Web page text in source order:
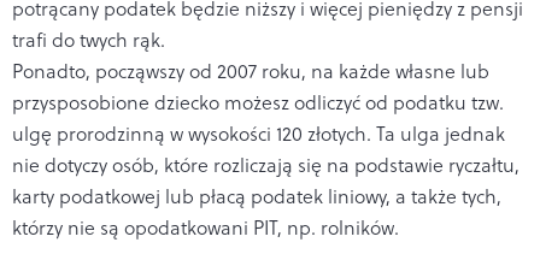
potrącany podatek będzie niższy i więcej pieniędzy z pensji
trafi do twych rąk.
Ponadto, począwszy od 2007 roku, na każde własne lub
przysposobione dziecko możesz odliczyć od podatku tzw.
ulgę prorodzinną w wysokości 120 złotych. Ta ulga jednak
nie dotyczy osób, które rozliczają się na podstawie ryczałtu,
karty podatkowej lub płacą podatek liniowy, a także tych,
którzy nie są opodatkowani PIT, np. rolników.